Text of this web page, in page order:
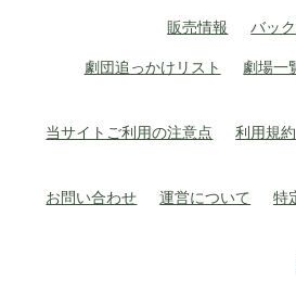
販売情報 バッ
劇団追っかけリスト 劇場一
当サイトご利用の注意点 利用規約
お問い合わせ 運営について
特